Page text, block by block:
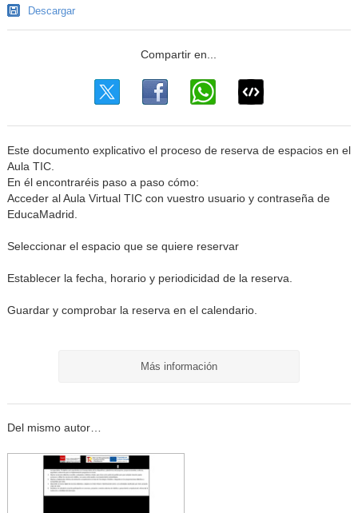
Descargar
Este documento explicativo el proceso de reserva de espacios en el
Aula TIC.
En él encontraréis paso a paso cómo:
Acceder al Aula Virtual TIC con vuestro usuario y contraseña de
EducaMadrid.
Seleccionar el espacio que se quiere reservar
Establecer la fecha, horario y periodicidad de la reserva.
Guardar y comprobar la reserva en el calendario.
Más información
Del mismo autor…